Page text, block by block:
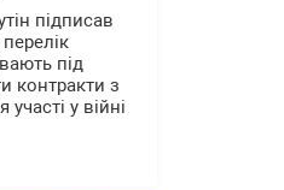
підписав
під
контракти з
у війні